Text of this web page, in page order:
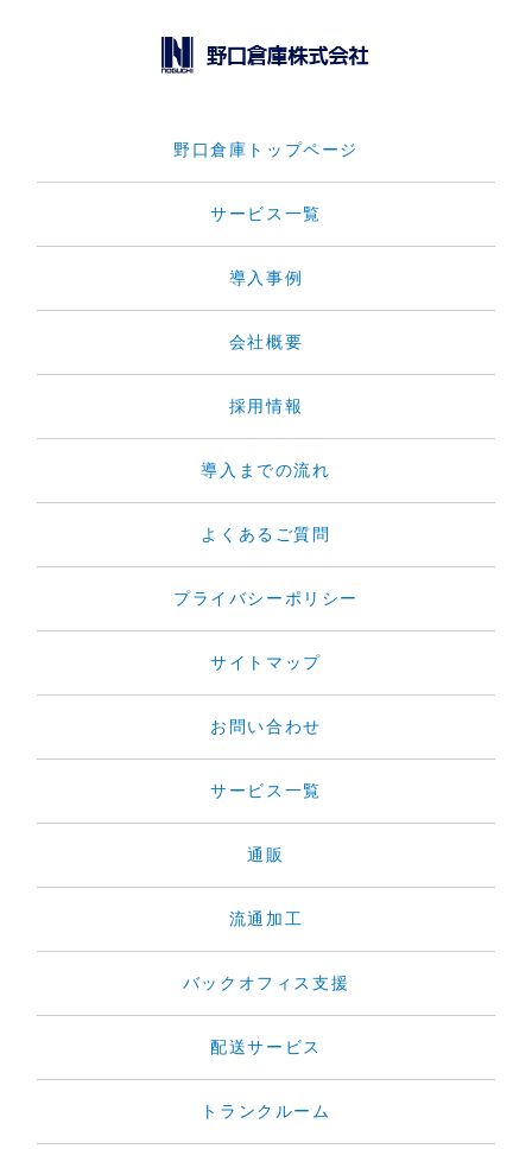
野口倉庫トップページ
サービス一覧
導入事例
会社概要
採用情報
導入までの流れ
よくあるご質問
プライバシーポリシー
サイトマップ
お問い合わせ
サービス一覧
通販
流通加工
バックオフィス支援
配送サービス
トランクルーム